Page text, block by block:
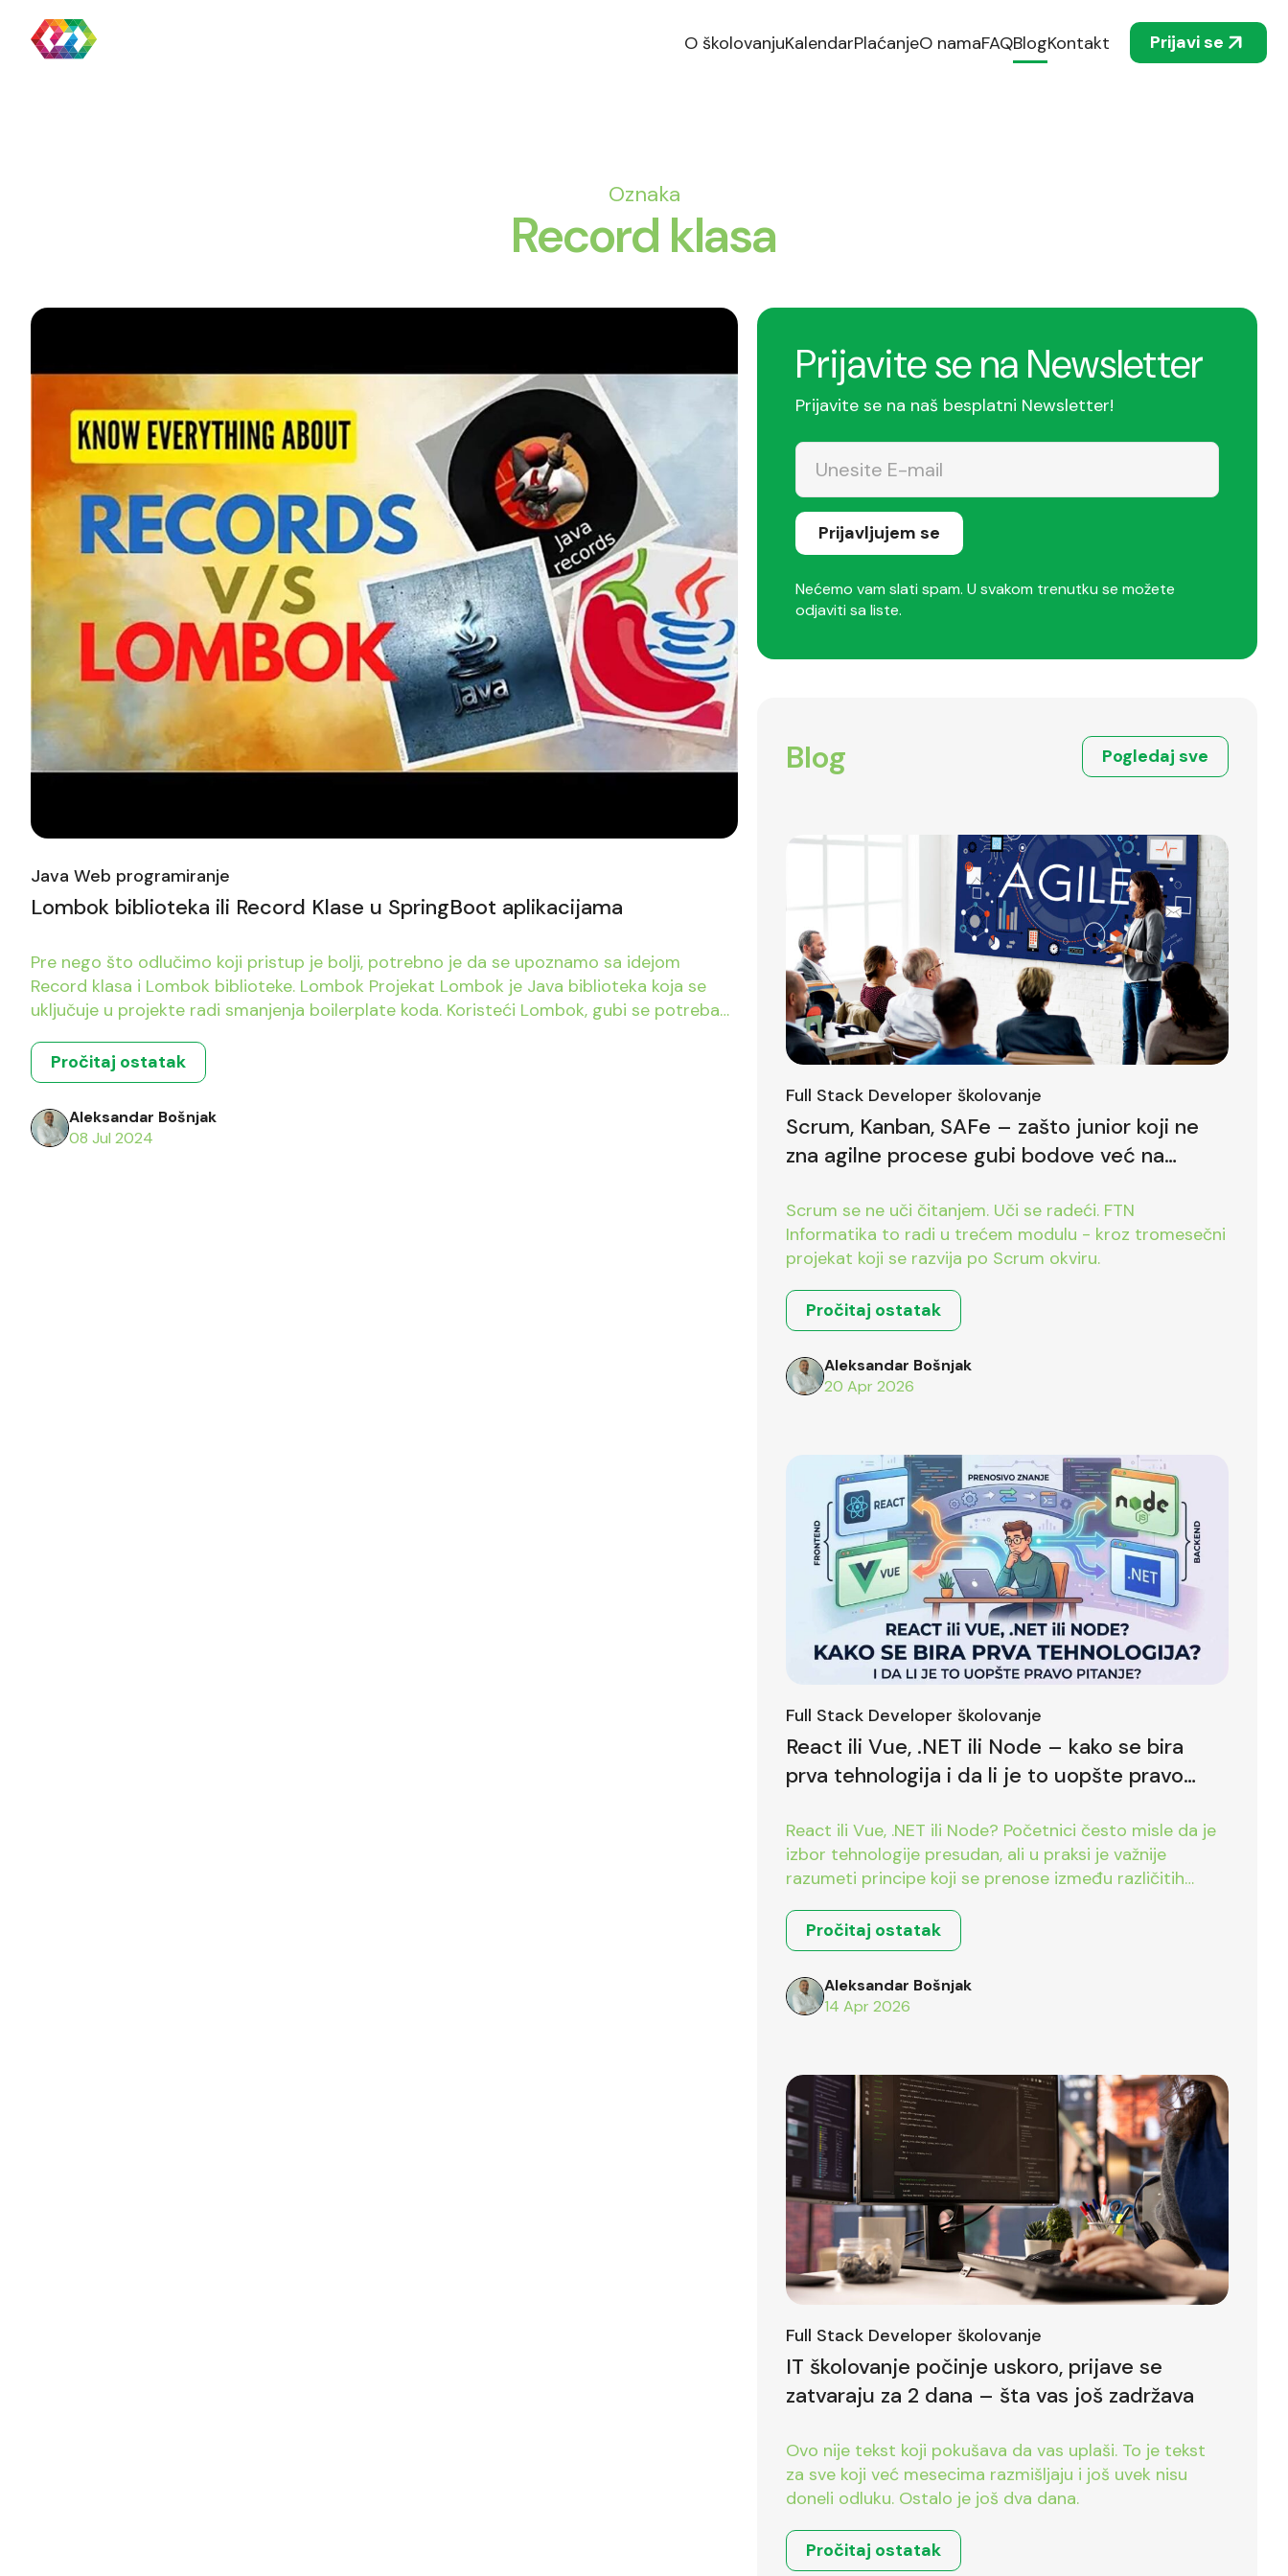
O školovanjuKalendarPlaćanjeO namaFAQBlogKontakt Prijavi se
Oznaka
Record klasa
Java Web programiranje
Lombok biblioteka ili Record Klase u SpringBoot aplikacijama
Pre nego što odlučimo koji pristup je bolji, potrebno je da se upoznamo sa idejom
Record klasa i Lombok biblioteke. Lombok Projekat Lombok je Java biblioteka koja se
uključuje u projekte radi smanjenja boilerplate koda. Koristeći Lombok, gubi se potreba
ponašanje, a gubimo potrebu […]
Pročitaj ostatak
Aleksandar Bošnjak
08 Jul 2024
Prijavite se na Newsletter
Prijavite se na naš besplatni Newsletter!
Prijavljujem se
Nećemo vam slati spam. U svakom trenutku se možete
odjaviti sa liste.
Blog Pogledaj sve
Full Stack Developer školovanje
Scrum, Kanban, SAFe – zašto junior koji ne
zna agilne procese gubi bodove već na
Scrum se ne uči čitanjem. Uči se radeći. FTN
Informatika to radi u trećem modulu - kroz tromesečni
projekat koji se razvija po Scrum okviru.
Pročitaj ostatak
Aleksandar Bošnjak
20 Apr 2026
Full Stack Developer školovanje
React ili Vue, .NET ili Node – kako se bira
prva tehnologija i da li je to uopšte pravo
React ili Vue, .NET ili Node? Početnici često misle da je
izbor tehnologije presudan, ali u praksi je važnije
razumeti principe koji se prenose između različitih
Pročitaj ostatak
Aleksandar Bošnjak
14 Apr 2026
Full Stack Developer školovanje
IT školovanje počinje uskoro, prijave se
zatvaraju za 2 dana – šta vas još zadržava
Ovo nije tekst koji pokušava da vas uplaši. To je tekst
za sve koji već mesecima razmišljaju i još uvek nisu
doneli odluku. Ostalo je još dva dana.
Pročitaj ostatak